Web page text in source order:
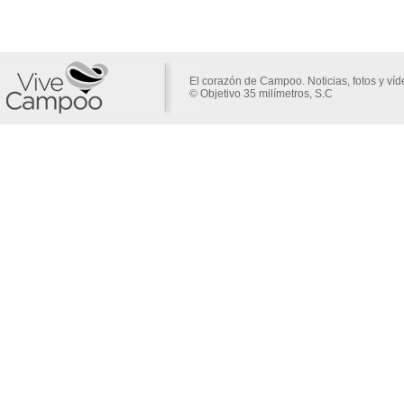
El corazón de Campoo. Noticias, fotos y
© Objetivo 35 milímetros, S.C